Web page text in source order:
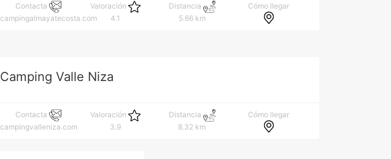
Contacta
campingalmayatecosta.com
Valoración
4.1
Distancia
5.66 km
Cómo llegar
Camping Valle Niza
Contacta
campingvalleniza.com
Valoración
3.9
Distancia
8.32 km
Cómo llegar